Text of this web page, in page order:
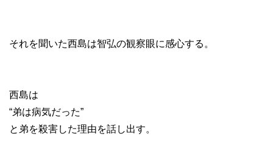
それを聞いた西島は智弘の観察眼に感心する。
西島は
“弟は病気だった”
と弟を殺害した理由を話し出す。